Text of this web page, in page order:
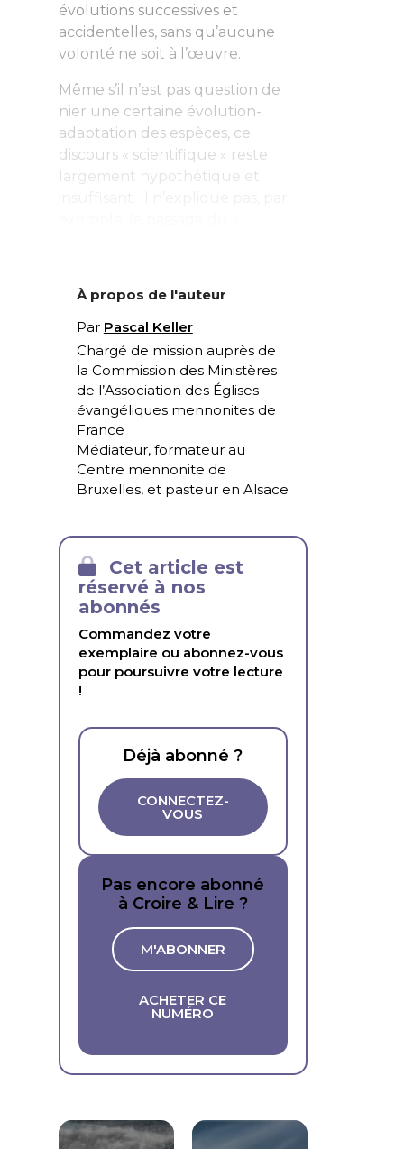
évolutions successives et
accidentelles, sans qu’aucune
volonté ne soit à l’œuvre.
Même s’il n’est pas question de
nier une certaine évolution-
adaptation des espèces, ce
discours « scientifique » reste
largement hypothétique et
À propos de l'auteur
Par Pascal Keller
Chargé de mission auprès de
la Commission des Ministères
de l’Association des Églises
évangéliques mennonites de
France
Médiateur, formateur au
Centre mennonite de
Bruxelles, et pasteur en Alsace
Cet article est
réservé à nos
abonnés
Commandez votre
exemplaire ou abonnez-vous
pour poursuivre votre lecture
!
Déjà abonné ?
CONNECTEZ-
VOUS
Pas encore abonné
à Croire & Lire ?
M'ABONNER
ACHETER CE
NUMÉRO